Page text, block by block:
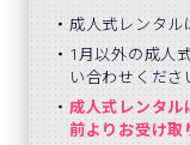
成人式レンタル
1月以外の成人
い合わせくださ
成人式レンタル
前よりお受け取